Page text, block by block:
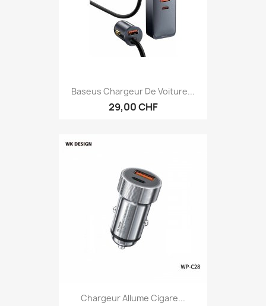
Baseus Chargeur De Voiture...
29,00 CHF
Chargeur Allume Cigare...